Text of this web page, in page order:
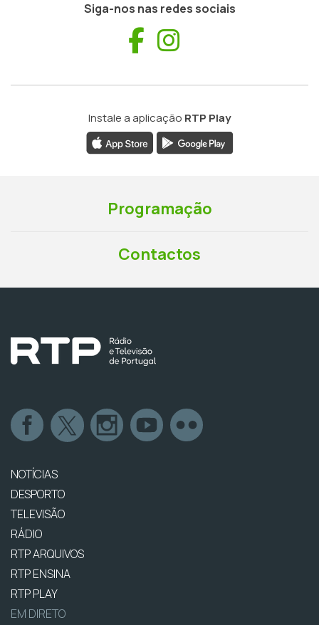
Siga-nos nas redes sociais
Facebook
Instale a aplicação RTP Play
Programação
Contactos
NOTÍCIAS
DESPORTO
TELEVISÃO
RÁDIO
RTP ARQUIVOS
RTP ENSINA
RTP PLAY
EM DIRETO